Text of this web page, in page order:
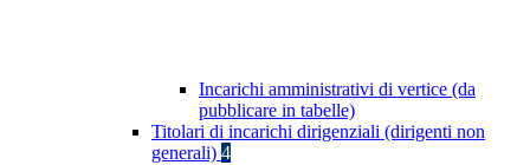
Incarichi amministrativi di vertice (da
pubblicare in tabelle)
Titolari di incarichi dirigenziali (dirigenti non
generali) 4